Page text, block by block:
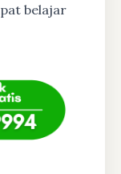
belajar